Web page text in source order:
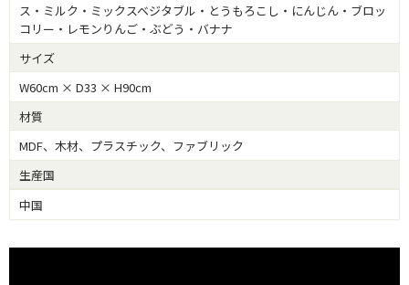
ス・ミルク・ミックスベジタブル・とうもろこし・にんじん・ブロッ
コリー・レモンりんご・ぶどう・バナナ
サイズ
W60cm × D33 × H90cm
材質
MDF、木材、プラスチック、ファブリック
生産国
中国